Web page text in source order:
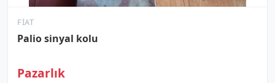
FIAT
Palio sinyal kolu
Pazarlık